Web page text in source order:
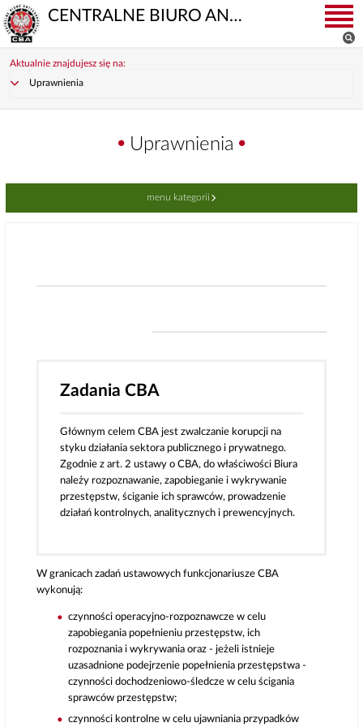
CENTRALNE BIURO ANTYKORUPCYJNE
Aktualnie znajdujesz się na:
Uprawnienia
Uprawnienia
menu kategorii
Zadania CBA
Głównym celem CBA jest zwalczanie korupcji na
styku działania sektora publicznego i prywatnego.
Zgodnie z art. 2 ustawy o CBA, do właściwości Biura
należy rozpoznawanie, zapobieganie i wykrywanie
przestępstw, ściganie ich sprawców, prowadzenie
działań kontrolnych, analitycznych i prewencyjnych.
W granicach zadań ustawowych funkcjonariusze CBA
wykonują:
czynności operacyjno-rozpoznawcze w celu
zapobiegania popełnieniu przestępstw, ich
rozpoznania i wykrywania oraz - jeżeli istnieje
uzasadnione podejrzenie popełnienia przestępstwa -
czynności dochodzeniowo-śledcze w celu ścigania
sprawców przestępstw;
czynności kontrolne w celu ujawniania przypadków